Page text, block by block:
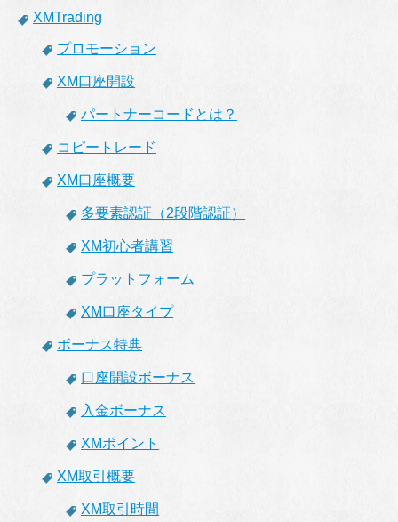
XMTrading
プロモーション
XM口座開設
パートナーコードとは？
コピートレード
XM口座概要
多要素認証（2段階認証）
XM初心者講習
プラットフォーム
XM口座タイプ
ボーナス特典
口座開設ボーナス
入金ボーナス
XMポイント
XM取引概要
XM取引時間